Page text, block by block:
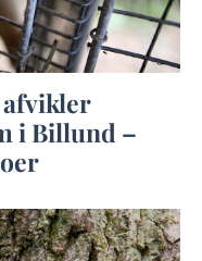
afvikler
i Billund –